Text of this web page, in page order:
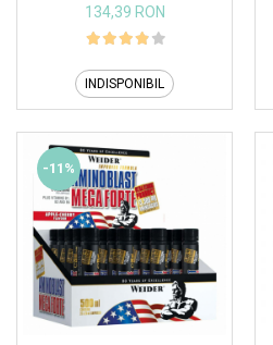
134,39 RON
INDISPONIBIL
-11%